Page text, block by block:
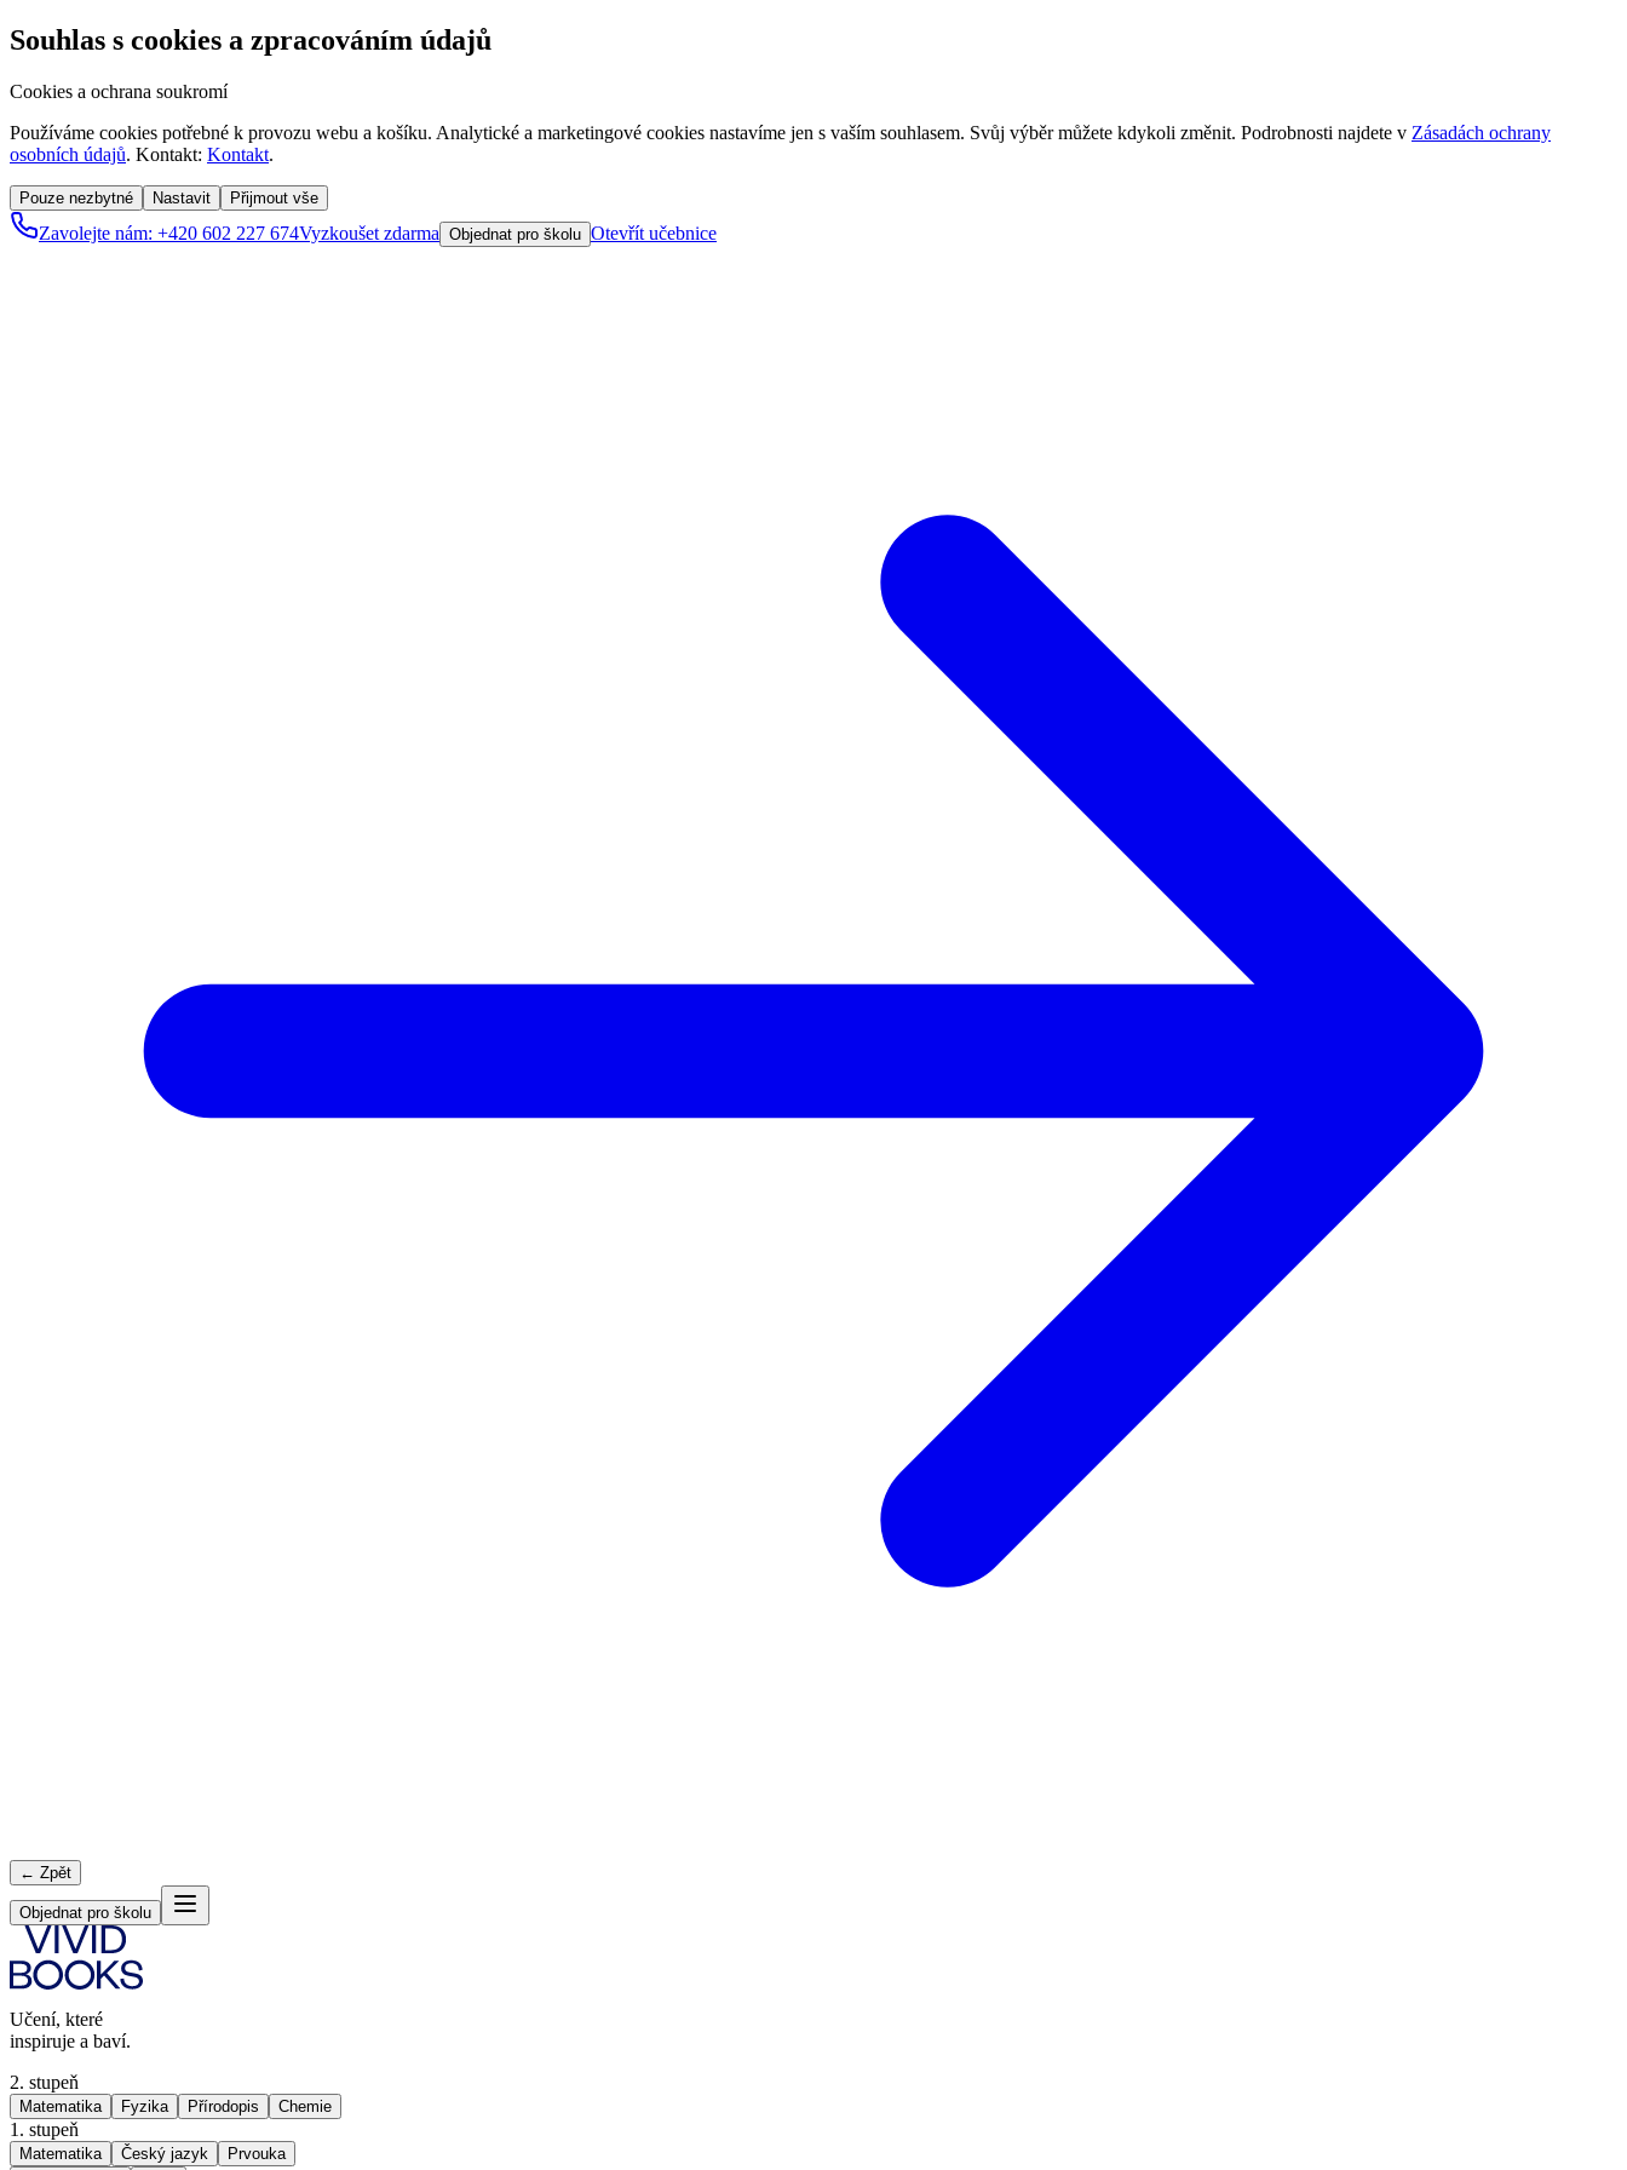
Souhlas s cookies a zpracováním údajů
Cookies a ochrana soukromí
Používáme cookies potřebné k provozu webu a košíku. Analytické a marketingové cookies nastavíme jen s vaším souhlasem. Svůj výběr můžete kdykoli změnit. Podrobnosti najdete v Zásadách ochrany
osobních údajů. Kontakt: Kontakt.
Pouze nezbytné Nastavit Přijmout vše
Zavolejte nám: +420 602 227 674Vyzkoušet zdarma Objednat pro školu Otevřít učebnice
← Zpět
Objednat pro školu
Učení, které
inspiruje a baví.
2. stupeň
Matematika Fyzika Přírodopis Chemie
1. stupeň
Matematika Český jazyk Prvouka